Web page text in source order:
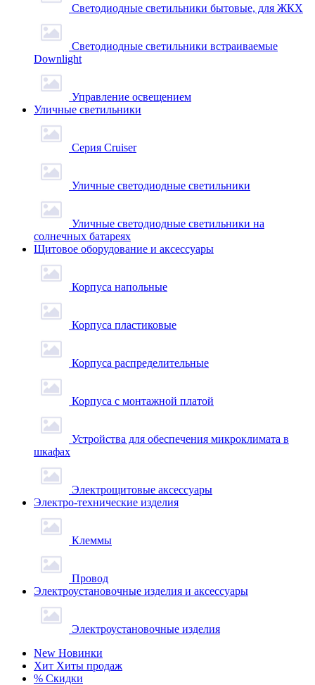
Светодиодные светильники бытовые, для ЖКХ
Светодиодные светильники встраиваемые
Downlight
Управление освещением
Уличные светильники
Серия Cruiser
Уличные светодиодные светильники
Уличные светодиодные светильники на
солнечных батареях
Щитовое оборудование и аксессуары
Корпуса напольные
Корпуса пластиковые
Корпуса распределительные
Корпуса с монтажной платой
Устройства для обеспечения микроклимата в
шкафах
Электрощитовые аксессуары
Электро-технические изделия
Клеммы
Провод
Электроустановочные изделия и аксессуары
Электроустановочные изделия
New Новинки
Хит Хиты продаж
% Скидки